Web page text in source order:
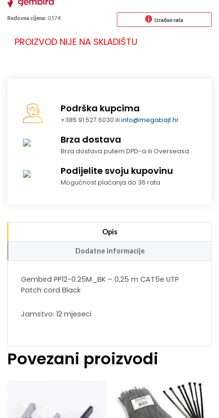
Redovna cijena: 0.57 € Izračun rata
PROIZVOD NIJE NA SKLADIŠTU
Podrška kupcima
+385 91 527 6030 iliinfo@megabajt.hr
Brza dostava
Brza dostava putem DPD-a ili Overseasa
Podijelite svoju kupovinu
Mogućnost plaćanja do 36 rata
Opis
Dodatne informacije
Gembird PP12-0.25M_BK – 0,25 m CAT5e UTP
Patch cord Black
Jamstvo: 12 mjeseci
Povezani proizvodi